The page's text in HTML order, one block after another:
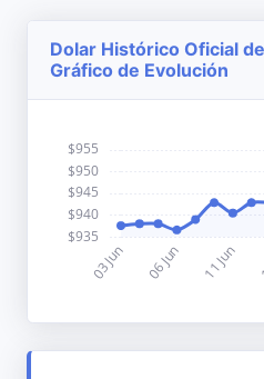
Dolar Histórico Oficial
Gráfico de Evolución